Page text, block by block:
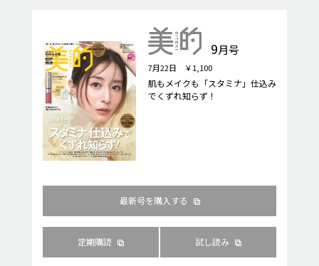
9月号
7月22日 ￥1,100
肌もメイクも「スタミナ」仕込み
でくずれ知らず！
最新号を購入する
定期購読 試し読み